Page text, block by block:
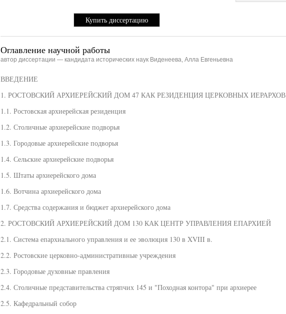
Купить диссертацию
Оглавление научной работы
автор диссертации — кандидата исторических наук Виденеева, Алла Евгеньевна
ВВЕДЕНИЕ
1. РОСТОВСКИЙ АРХИЕРЕЙСКИЙ ДОМ 47 КАК РЕЗИДЕНЦИЯ ЦЕРКОВНЫХ ИЕРАРХОВ
1.1. Ростовская архиерейская резиденция
1.2. Столичные архиерейские подворья
1.3. Городовые архиерейские подворья
1.4. Сельские архиерейские подворья
1.5. Штаты архиерейского дома
1.6. Вотчина архиерейского дома
1.7. Средства содержания и бюджет архиерейского дома
2. РОСТОВСКИЙ АРХИЕРЕЙСКИЙ ДОМ 130 КАК ЦЕНТР УПРАВЛЕНИЯ ЕПАРХИЕЙ
2.1. Система епархиального управления и ее эволюция 130 в XVIII в.
2.2. Ростовские церковно-административные учреждения
2.3. Городовые духовные правления
2.4. Столичные представительства стряпчих 145 и "Походная контора" при архиерее
2.5. Кафедральный собор